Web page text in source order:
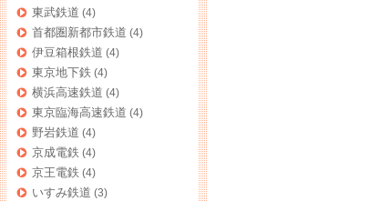
東武鉄道 (4)
首都圏新都市鉄道 (4)
伊豆箱根鉄道 (4)
東京地下鉄 (4)
横浜高速鉄道 (4)
東京臨海高速鉄道 (4)
野岩鉄道 (4)
京成電鉄 (4)
京王電鉄 (4)
いすみ鉄道 (3)